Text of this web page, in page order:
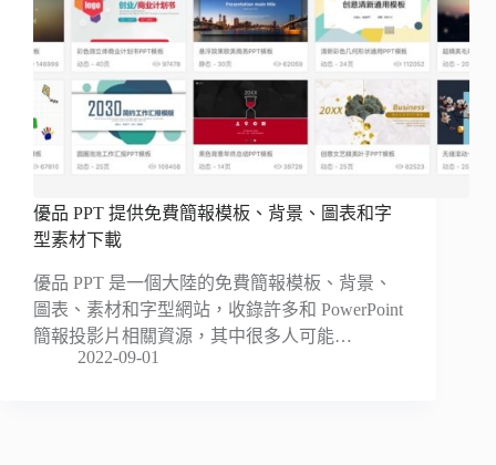
優品 PPT 提供免費簡報模板、背景、圖表和字
型素材下載
優品 PPT 是一個大陸的免費簡報模板、背景、
圖表、素材和字型網站，收錄許多和 PowerPoint
簡報投影片相關資源，其中很多人可能…
2022-09-01